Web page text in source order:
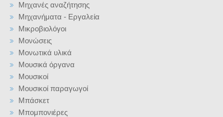
Μηχανές αναζήτησης
Μηχανήματα - Εργαλεία
Μικροβιολόγοι
Μονώσεις
Μονωτικά υλικά
Μουσικά όργανα
Μουσικοί
Μουσικοί παραγωγοί
Μπάσκετ
Μπομπονιέρες